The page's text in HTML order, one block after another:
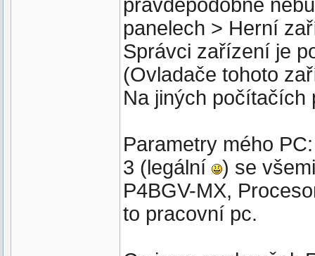
pravděpodobně
panelech > Herní
Správci zařízení je
(Ovladače tohoto
Na jiných počítačích
Parametry mého
3 (legální
) se
P4BGV-MX,
to pracovní pc.